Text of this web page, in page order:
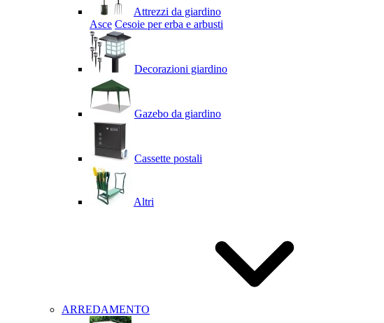
Attrezzi da giardino
Asce Cesoie per erba e arbusti
Decorazioni giardino
Gazebo da giardino
Cassette postali
Altri
ARREDAMENTO